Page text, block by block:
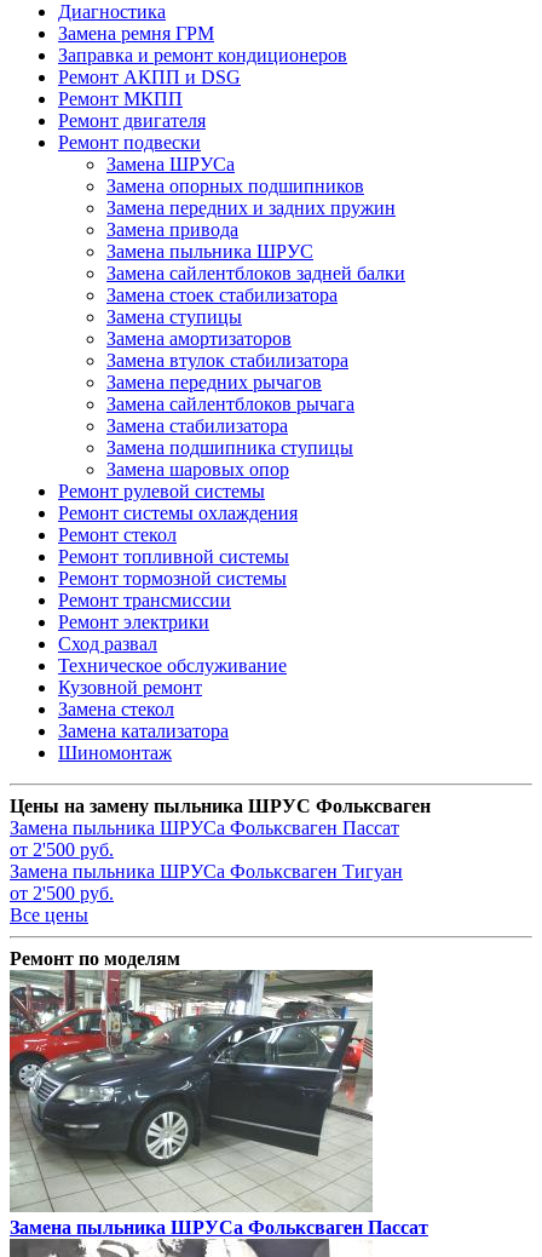
Диагностика
Замена ремня ГРМ
Заправка и ремонт кондиционеров
Ремонт АКПП и DSG
Ремонт МКПП
Ремонт двигателя
Ремонт подвески
Замена ШРУСа
Замена опорных подшипников
Замена передних и задних пружин
Замена привода
Замена пыльника ШРУС
Замена сайлентблоков задней балки
Замена стоек стабилизатора
Замена ступицы
Замена амортизаторов
Замена втулок стабилизатора
Замена передних рычагов
Замена сайлентблоков рычага
Замена стабилизатора
Замена подшипника ступицы
Замена шаровых опор
Ремонт рулевой системы
Ремонт системы охлаждения
Ремонт стекол
Ремонт топливной системы
Ремонт тормозной системы
Ремонт трансмиссии
Ремонт электрики
Сход развал
Техническое обслуживание
Кузовной ремонт
Замена стекол
Замена катализатора
Шиномонтаж
Цены на замену пыльника ШРУС Фольксваген
Замена пыльника ШРУСа Фольксваген Пассат
от 2'500 руб.
Замена пыльника ШРУСа Фольксваген Тигуан
от 2'500 руб.
Все цены
Ремонт по моделям
Замена пыльника ШРУСа Фольксваген Пассат